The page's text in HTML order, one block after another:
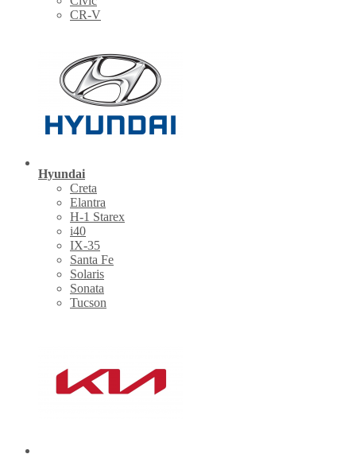
CR-V
Hyundai
Creta
Elantra
H-1 Starex
i40
IX-35
Santa Fe
Solaris
Sonata
Tucson